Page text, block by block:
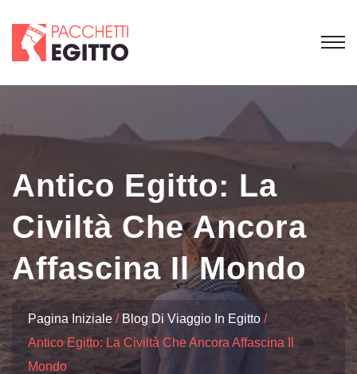
Antico Egitto: La
Civiltà Che Ancora
Affascina Il Mondo
Pagina Iniziale
Blog Di Viaggio In Egitto
Antico Egitto: La Civiltà Che Ancora Affascina Il
Mondo